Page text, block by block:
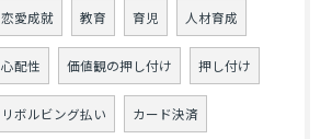
恋愛成就 教育 育児 人材育成
心配性 価値観の押し付け 押し付け
リボルビング払い カード決済